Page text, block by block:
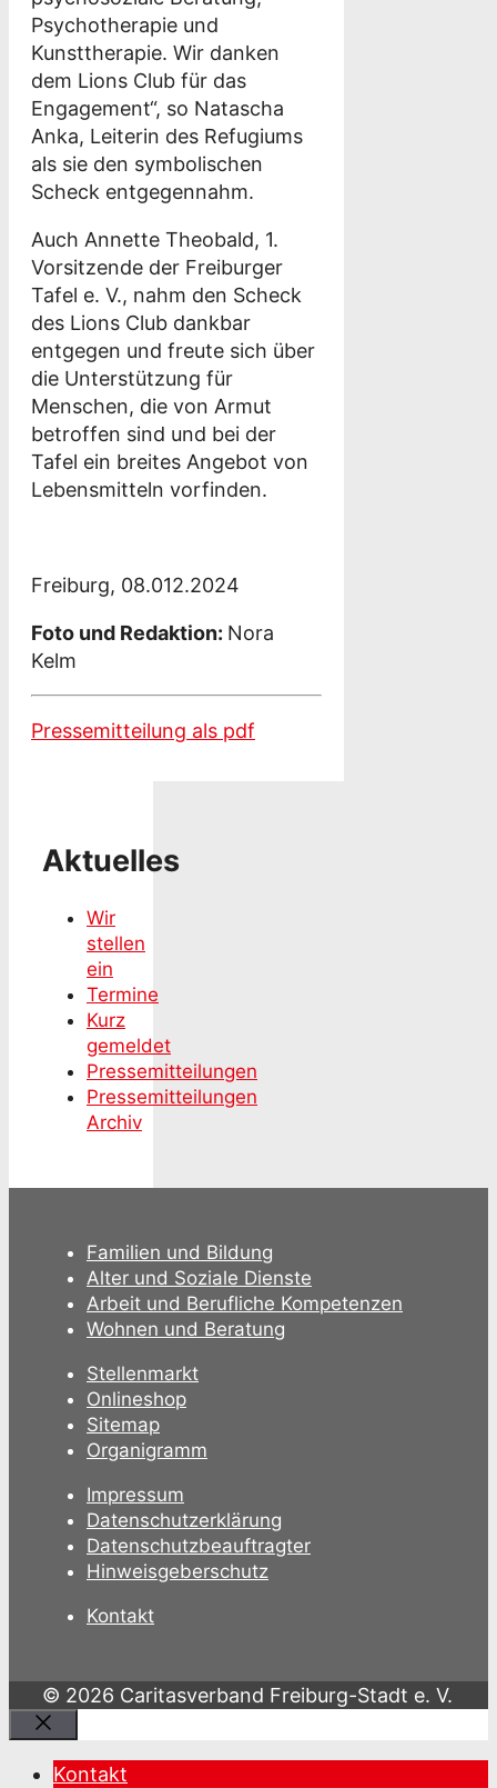
Psychotherapie und
Kunsttherapie. Wir danken
dem Lions Club für das
Engagement“, so Natascha
Anka, Leiterin des Refugiums
als sie den symbolischen
Scheck entgegennahm.
Auch Annette Theobald, 1.
Vorsitzende der Freiburger
Tafel e. V., nahm den Scheck
des Lions Club dankbar
entgegen und freute sich über
die Unterstützung für
Menschen, die von Armut
betroffen sind und bei der
Tafel ein breites Angebot von
Lebensmitteln vorfinden.
Freiburg, 08.012.2024
Foto und Redaktion: Nora
Kelm
Pressemitteilung als pdf
Aktuelles
Wir
stellen
ein
Termine
Kurz
gemeldet
Pressemitteilungen
Pressemitteilungen
Archiv
Familien und Bildung
Alter und Soziale Dienste
Arbeit und Berufliche Kompetenzen
Wohnen und Beratung
Stellenmarkt
Onlineshop
Sitemap
Organigramm
Impressum
Datenschutzerklärung
Datenschutzbeauftragter
Hinweisgeberschutz
Kontakt
© 2026 Caritasverband Freiburg-Stadt e. V.
Schließen
Kontakt